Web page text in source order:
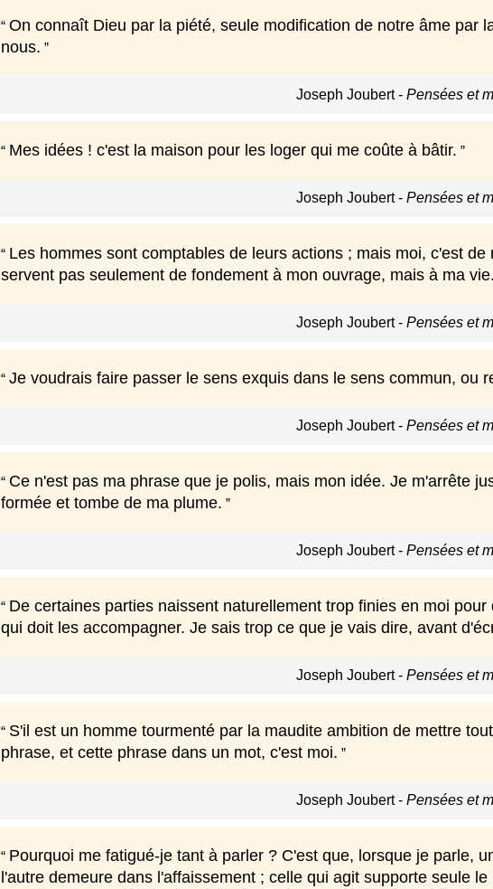
On connaît Dieu par la piété, seule modification de notre âme par
nous.
Joseph Joubert- Pensées et
Mes idées ! c'est la maison pour les loger qui me coûte à bâtir.
Joseph Joubert- Pensées et
Les hommes sont comptables de leurs actions ; mais moi, c'est
servent pas seulement de fondement à mon ouvrage, mais à ma vie.
Joseph Joubert- Pensées et
Je voudrais faire passer le sens exquis dans le sens commun, ou
Joseph Joubert- Pensées et
Ce n'est pas ma phrase que je polis, mais mon idée. Je m'arrête
formée et tombe de ma plume.
Joseph Joubert- Pensées et
De certaines parties naissent naturellement trop finies en moi
qui doit les accompagner. Je sais trop ce que je vais dire, avant
Joseph Joubert- Pensées et
S'il est un homme tourmenté par la maudite ambition de mettre
phrase, et cette phrase dans un mot, c'est moi.
Joseph Joubert- Pensées et
Pourquoi me fatigué-je tant à parler ? C'est que, lorsque je parle,
l'autre demeure dans l'affaissement ; celle qui agit supporte seule